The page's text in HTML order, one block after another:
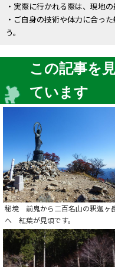
・実際に行かれる際は、現地
・ご自身の技術や体力に合っ
う。
この記事を
ています
秘境 前鬼から二百名山の釈迦ヶ
へ 紅葉が見頃です。